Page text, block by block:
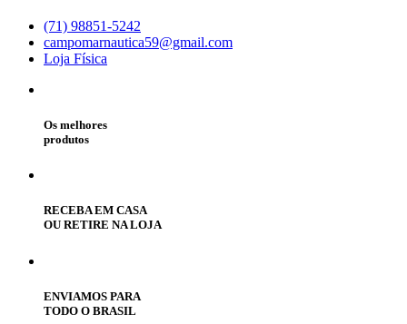
(71) 98851-5242
campomarnautica59@gmail.com
Loja Física
Os melhores
produtos
RECEBA EM CASA
OU RETIRE NA LOJA
ENVIAMOS PARA
TODO O BRASIL